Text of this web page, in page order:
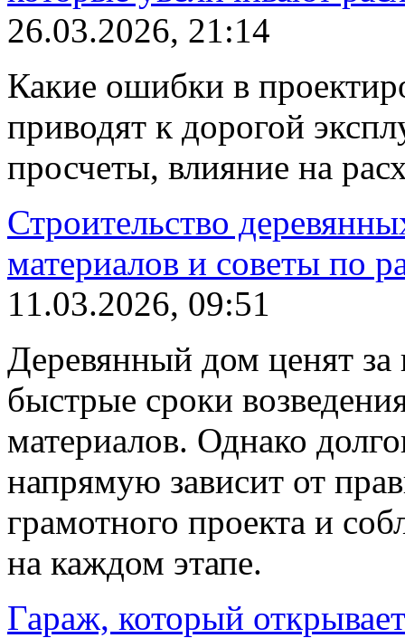
26.03.2026, 21:14
Какие ошибки в
приводят к дорогой
просчеты, влияние на
Строительство
материалов и советы по
11.03.2026, 09:51
Деревянный дом ценят
быстрые сроки
материалов. Однако
напрямую зависит от
грамотного проекта и
на каждом этапе.
Гараж, который